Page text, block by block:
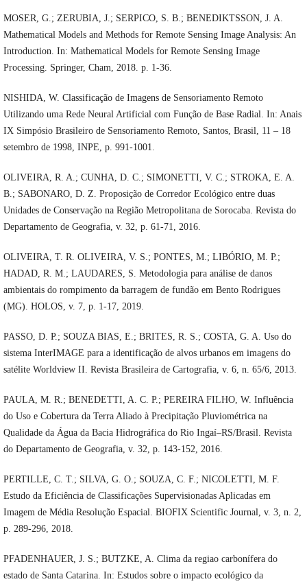
MOSER, G.; ZERUBIA, J.; SERPICO, S. B.; BENEDIKTSSON, J. A.
Mathematical Models and Methods for Remote Sensing Image Analysis: An
Introduction. In: Mathematical Models for Remote Sensing Image
Processing. Springer, Cham, 2018. p. 1-36.
NISHIDA, W. Classificação de Imagens de Sensoriamento Remoto
Utilizando uma Rede Neural Artificial com Função de Base Radial. In: Anais
IX Simpósio Brasileiro de Sensoriamento Remoto, Santos, Brasil, 11 – 18
setembro de 1998, INPE, p. 991-1001.
OLIVEIRA, R. A.; CUNHA, D. C.; SIMONETTI, V. C.; STROKA, E. A.
B.; SABONARO, D. Z. Proposição de Corredor Ecológico entre duas
Unidades de Conservação na Região Metropolitana de Sorocaba. Revista do
Departamento de Geografia, v. 32, p. 61-71, 2016.
OLIVEIRA, T. R. OLIVEIRA, V. S.; PONTES, M.; LIBÓRIO, M. P.;
HADAD, R. M.; LAUDARES, S. Metodologia para análise de danos
ambientais do rompimento da barragem de fundão em Bento Rodrigues
(MG). HOLOS, v. 7, p. 1-17, 2019.
PASSO, D. P.; SOUZA BIAS, E.; BRITES, R. S.; COSTA, G. A. Uso do
sistema InterIMAGE para a identificação de alvos urbanos em imagens do
satélite Worldview II. Revista Brasileira de Cartografia, v. 6, n. 65/6, 2013.
PAULA, M. R.; BENEDETTI, A. C. P.; PEREIRA FILHO, W. Influência
do Uso e Cobertura da Terra Aliado à Precipitação Pluviométrica na
Qualidade da Água da Bacia Hidrográfica do Rio Ingaí–RS/Brasil. Revista
do Departamento de Geografia, v. 32, p. 143-152, 2016.
PERTILLE, C. T.; SILVA, G. O.; SOUZA, C. F.; NICOLETTI, M. F.
Estudo da Eficiência de Classificações Supervisionadas Aplicadas em
Imagem de Média Resolução Espacial. BIOFIX Scientific Journal, v. 3, n. 2,
p. 289-296, 2018.
PFADENHAUER, J. S.; BUTZKE, A. Clima da regiao carbonífera do
estado de Santa Catarina. In: Estudos sobre o impacto ecológico da